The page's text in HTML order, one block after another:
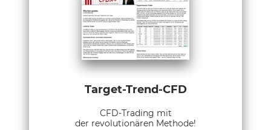
Target-Trend-CFD
CFD-Trading mit
der revolutionären Methode!